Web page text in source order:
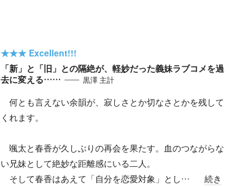
★★★ Excellent!!!
「新」と「旧」との隔絶が、軽妙だった義妹ラブコメを過
去に変える……
黒澤 主計
何とも言えない余韻が、寂しさとか切なさとかを残して
くれます。
颯太と春香が久しぶりの再会を果たす。血のつながらな
い兄妹として絶妙な距離感にいる二人。
そして春香はあえて「自分を恋愛対象」とし…
続き